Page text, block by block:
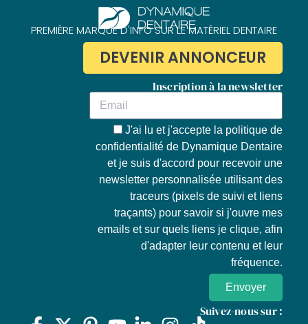
PREMIÈRE MARQUE D'INFO SUR LE MATÉRIEL DENTAIRE
DEVENIR ANNONCEUR
Inscription à la newsletter
J'ai lu et j'accepte la politique de
confidentialité de Dynamique Dentaire
et je suis d'accord pour recevoir une
newsletter personnalisée utilisant des
traceurs (pixels de suivi et liens
traçants) pour savoir si j'ouvre mes
emails et sur quels liens je clique, afin
d'adapter leur contenu et leur
fréquence.
Envoyer
Suivez-nous sur :